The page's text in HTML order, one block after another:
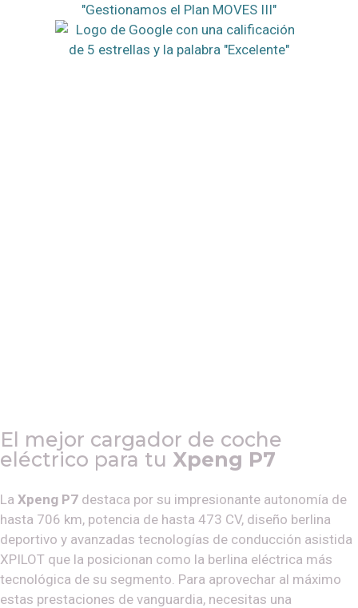
El mejor cargador de coche
eléctrico para tu Xpeng P7
La Xpeng P7 destaca por su impresionante autonomía de
hasta 706 km, potencia de hasta 473 CV, diseño berlina
deportivo y avanzadas tecnologías de conducción asistida
XPILOT que la posicionan como la berlina eléctrica más
tecnológica de su segmento. Para aprovechar al máximo
estas prestaciones de vanguardia, necesitas una